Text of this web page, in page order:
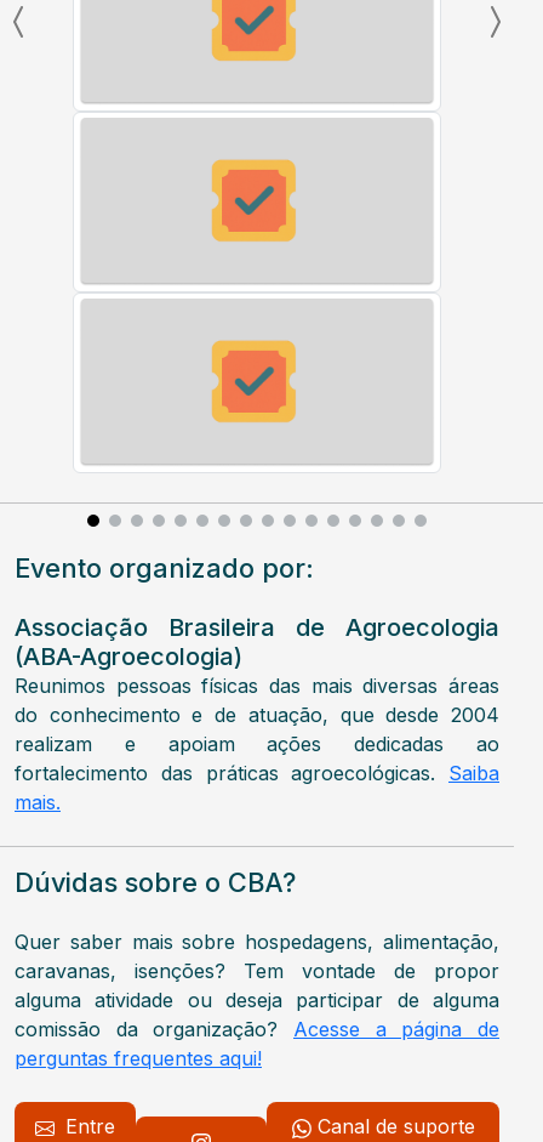
Previous Next
Evento organizado por:
Associação Brasileira de Agroecologia
(ABA-Agroecologia)
Reunimos pessoas físicas das mais diversas áreas
do conhecimento e de atuação, que desde 2004
realizam e apoiam ações dedicadas ao
fortalecimento das práticas agroecológicas. Saiba
mais.
Dúvidas sobre o CBA?
Quer saber mais sobre hospedagens, alimentação,
caravanas, isenções? Tem vontade de propor
alguma atividade ou deseja participar de alguma
comissão da organização? Acesse a página de
perguntas frequentes aqui!
Entre
Canal de suporte